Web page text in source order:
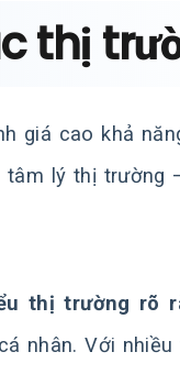
thị
giá cao khả
tâm lý thị
thị trường rõ
nhân. Với nhiều